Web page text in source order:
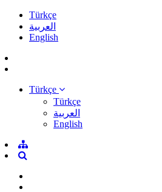
Türkçe
العربية
English
Türkçe
Türkçe
العربية
English